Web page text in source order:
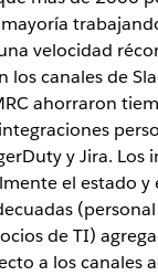
velocidad
los canales de
ahorraron
y Jira. Los
el estado y
de TI)
a los canales